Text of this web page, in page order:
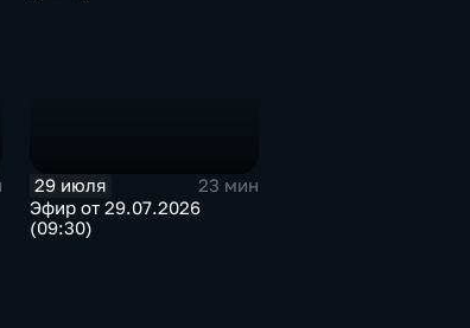
29 июля
23 мин
Эфир от 29.07.2026
(09:30)